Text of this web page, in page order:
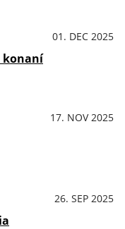
01. DEC 2025
konaní
17. NOV 2025
26. SEP 2025